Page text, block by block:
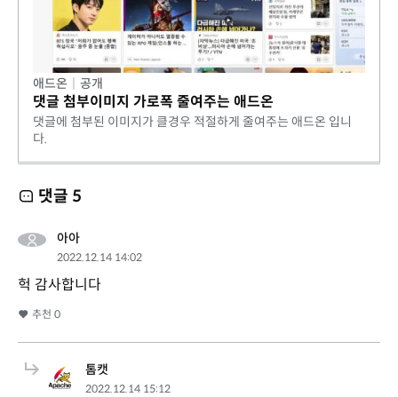
애드온 공개
댓글 첨부이미지 가로폭 줄여주는 애드온
댓글에 첨부된 이미지가 클경우 적절하게 줄여주는 애드온 입니
다.
댓글 5
아아
2022.12.14 14:02
헉 감사합니다
추천 0
톰캣
2022.12.14 15:12